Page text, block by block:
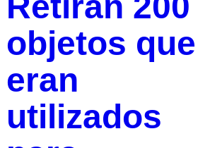
objetos que
eran
utilizados